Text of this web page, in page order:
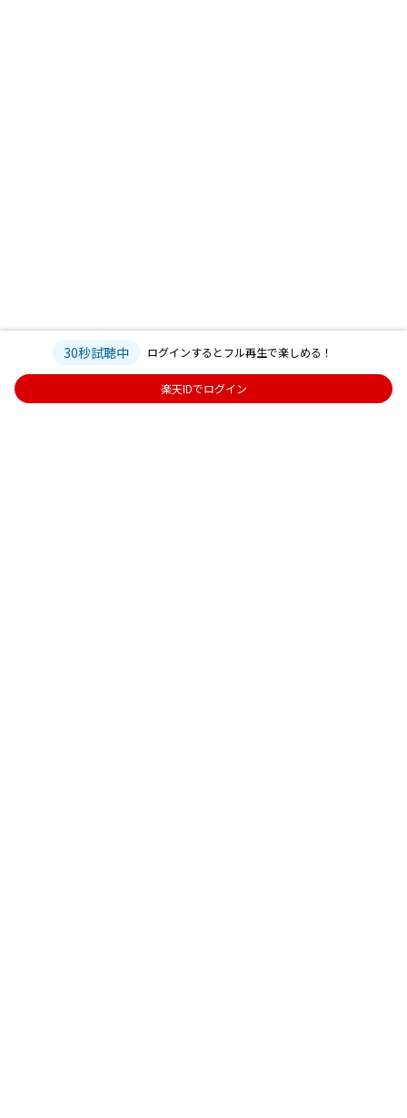
30秒試聴中 ログインするとフル再生で楽しめる！
楽天IDでログイン